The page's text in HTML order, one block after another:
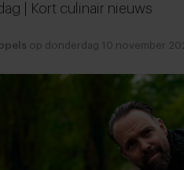
| Kort culinair nieuws
op donderdag 10 november